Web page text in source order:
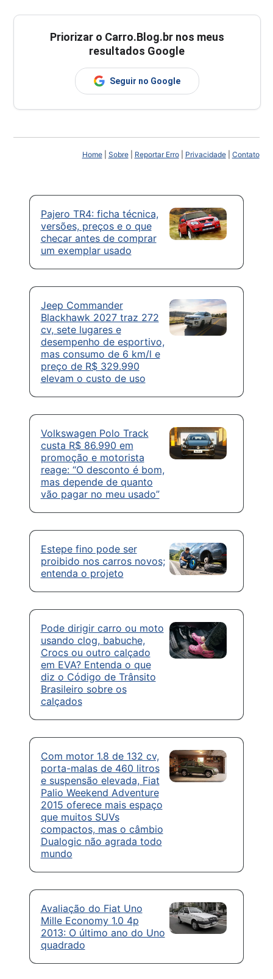
Priorizar o Carro.Blog.br nos meus
resultados Google
Seguir no Google
Home| Sobre| Reportar Erro| Privacidade| Contato
Pajero TR4: ficha técnica,
versões, preços e o que
checar antes de comprar
um exemplar usado
Jeep Commander
Blackhawk 2027 traz 272
cv, sete lugares e
desempenho de esportivo,
mas consumo de 6 km/l e
preço de R$ 329.990
elevam o custo de uso
Volkswagen Polo Track
custa R$ 86.990 em
promoção e motorista
reage: “O desconto é bom,
mas depende de quanto
vão pagar no meu usado”
Estepe fino pode ser
proibido nos carros novos;
entenda o projeto
Pode dirigir carro ou moto
usando clog, babuche,
Crocs ou outro calçado
em EVA? Entenda o que
diz o Código de Trânsito
Brasileiro sobre os
calçados
Com motor 1.8 de 132 cv,
porta-malas de 460 litros
e suspensão elevada, Fiat
Palio Weekend Adventure
2015 oferece mais espaço
que muitos SUVs
compactos, mas o câmbio
Dualogic não agrada todo
mundo
Avaliação do Fiat Uno
Mille Economy 1.0 4p
2013: O último ano do Uno
quadrado